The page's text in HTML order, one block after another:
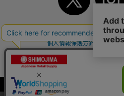
当サイトはクッキー（Cookie）を使用し
TOP 初めてご利用のお客様へ
個人情報保護方針
特定商
よくあるご質問
お問い合わせ
サイトマップ
Copyright© 2018 SHIMOJIMA